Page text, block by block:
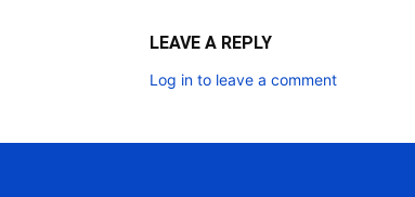
LEAVE A REPLY
Log in to leave a comment